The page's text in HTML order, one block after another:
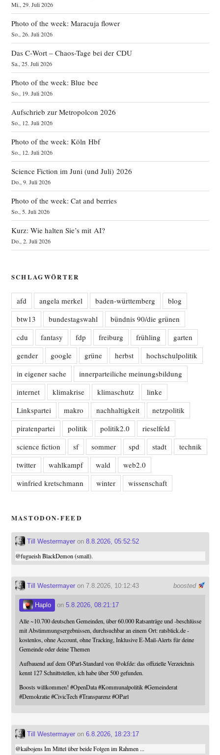
Mi., 29. Juli 2026
Photo of the week: Maracuja flower
So., 26. Juli 2026
Das C‑Wort – Chaos-Tage bei der CDU
Sa., 25. Juli 2026
Photo of the week: Blue bee
So., 19. Juli 2026
Aufschrieb zur Metropolcon 2026
So., 12. Juli 2026
Photo of the week: Köln Hbf
So., 12. Juli 2026
Science Fiction im Juni (und Juli) 2026
Do., 9. Juli 2026
Photo of the week: Cat and berries
So., 5. Juli 2026
Kurz: Wie halten Sie’s mit AI?
Do., 2. Juli 2026
SCHLAGWÖRTER
afd angela merkel baden-württemberg
blog
btw13
bundestagswahl
bündnis 90/die grünen
cdu
fantasy fdp freiburg frühling
garten
gender
google grüne herbst
hochschulpolitik
in eigener sache
innerparteiliche meinungsbildung
internet
klimakrise klimaschutz
linke
Linkspartei
makro nachhaltigkeit
netzpolitik
piratenpartei
politik politik2.0
rieselfeld
science fiction
sf sommer spd stadt
technik
twitter
wahlkampf wald
web2.0
winfried kretschmann
winter wissenschaft
MASTODON-FEED
Till Westermayeron 8.8.2026, 05:52:52
@fugueishBlackDemon (small).
boosted
Till Westermayeron 7.8.2026, 10:12:43
Haplo on 5.8.2026, 08:21:17
Alle ~10.700 deutschen Gemeinden, über 60.000 Ratsanträge und -beschlüsse
mit Abstimmungsergebnissen, durchsuchbar an einem Ort: ratsblick.de -
kostenlos, ohne Account, ohne Tracking, Inklusive E-Mail-Alerts für deine
Gemeinde oder deine Themen
Aufbauend auf dem OParl-Standard von @okfde: das offizielle Verzeichnis
kennt 127 Schnittstellen, ich habe über 500 gefunden.
Boosts willkommen! #OpenData #Kommunalpolitik #Gemeinderat
#Demokratie #CivicTech #Transparenz #OParl
Till Westermayeron 6.8.2026, 18:23:17
@kaibojensIm Mittel über beide Folgen im Rahmen ...